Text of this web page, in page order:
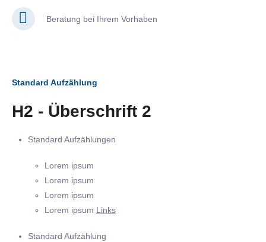
Beratung bei Ihrem Vorhaben
Standard Aufzählung
H2 - Überschrift 2
Standard Aufzählungen
Lorem ipsum
Lorem ipsum
Lorem ipsum
Lorem ipsum Links
Standard Aufzählung